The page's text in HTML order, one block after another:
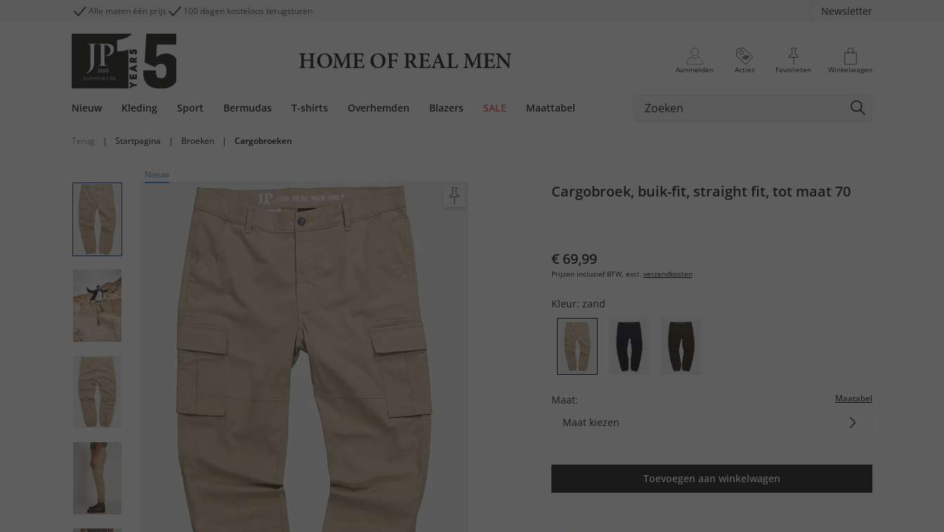
Alle maten één prijs 100 dagen kosteloos terugsturen Newsletter
HOME OF REAL MEN Aanmelden Acties Favorieten Winkelwagen
Nieuw Kleding Sport Bermudas T-shirts Overhemden Blazers SALE Maattabel
Terug | Startpagina | Broeken | Cargobroeken
Nieuw
Cargobroek, buik-fit, straight fit, tot maat 70
€ 69,99
Prijzen inclusief BTW, excl. verzendkosten
Kleur: zand
Maat: Maatabel
Maat kiezen
Toevoegen aan winkelwagen